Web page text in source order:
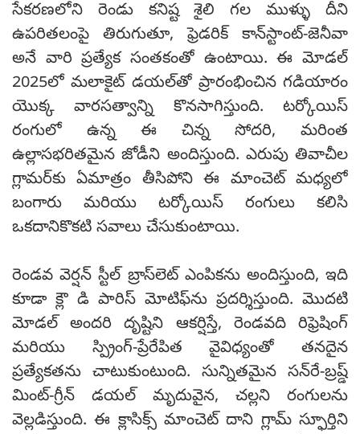
సేకరణలోని రెండు కనిష్ట శైలి గల ముళ్ళు దీని
ఉపరితలంపై తిరుగుతూ, ఫ్రెడరిక్ కాన్‌స్టాంట్-జెనీవా
అనే వారి ప్రత్యేక సంతకంతో ఉంటాయి. ఈ మోడల్
2025లో మలాకైట్ డయల్‌తో ప్రారంభించిన గడియారం
యొక్క వారసత్వాన్ని కొనసాగిస్తుంది. టర్కోయిస్
రంగులో ఉన్న ఈ చిన్న సోదరి, మరింత
ఉల్లాసభరితమైన జోడీని అందిస్తుంది. ఎరుపు తివాచీల
గ్లామర్‌కు ఏమాత్రం తీసిపోని ఈ మాంచెట్ మధ్యలో
బంగారు మరియు టర్కోయిస్ రంగులు కలిసి
ఒకదానికొకటి సవాలు చేసుకుంటాయి.
రెండవ వెర్షన్ స్టీల్ బ్రాస్‌లెట్ ఎంపికను అందిస్తుంది, ఇది
కూడా క్లౌ డి పారిస్ మోటిఫ్‌ను ప్రదర్శిస్తుంది. మొదటి
మోడల్ అందరి దృష్టిని ఆకర్షిస్తే, రెండవది రిఫ్రెషింగ్
మరియు స్ప్రింగ్-ప్రేరేపిత వైవిధ్యంతో తనదైన
ప్రత్యేకతను చాటుకుంటుంది. సున్నితమైన సన్‌రే-బ్రష్డ్
మింట్-గ్రీన్ డయల్ మృదువైన, చల్లని రంగులను
వెల్లడిస్తుంది. ఈ క్లాసిక్స్ మాంచెట్ దాని గ్లామ్ స్ఫూర్తిని